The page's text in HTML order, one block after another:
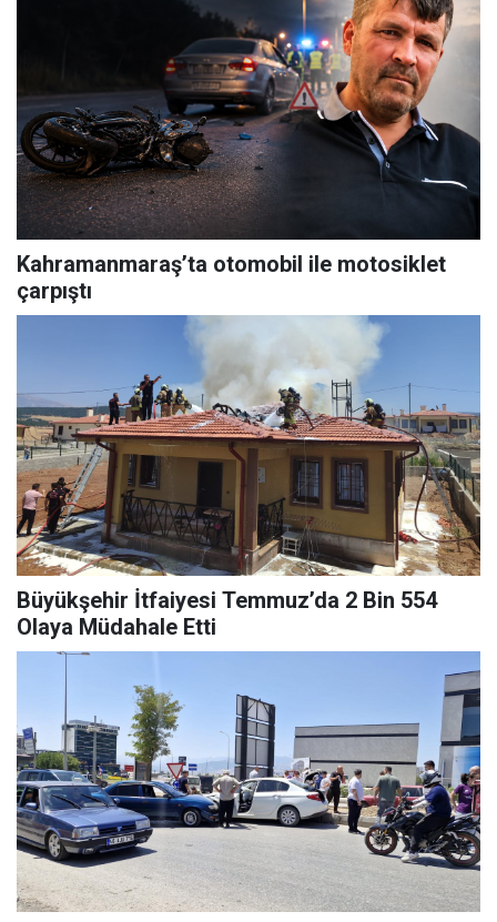
Kahramanmaraş’ta otomobil ile motosiklet
çarpıştı
Büyükşehir İtfaiyesi Temmuz’da 2 Bin 554
Olaya Müdahale Etti